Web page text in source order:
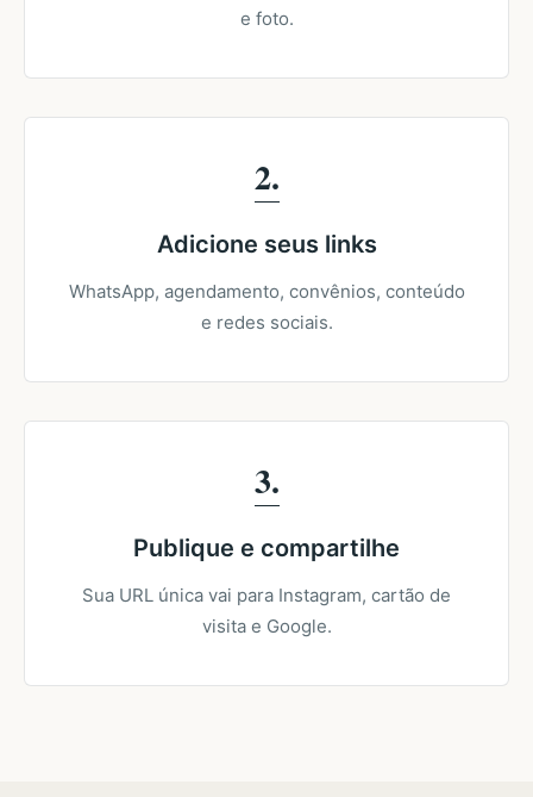
e foto.
2
Adicione seus links
WhatsApp, agendamento, convênios, conteúdo
e redes sociais.
3
Publique e compartilhe
Sua URL única vai para Instagram, cartão de
visita e Google.